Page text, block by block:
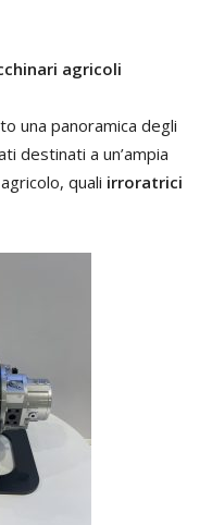
agricoli
una panoramica degli
destinati a un’ampia
quali irroratrici